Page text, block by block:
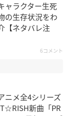
ャラクター生死
の生存状況をわ
【ネタバレ注
6コメント
ニメ全4シリーズ
新曲「PR